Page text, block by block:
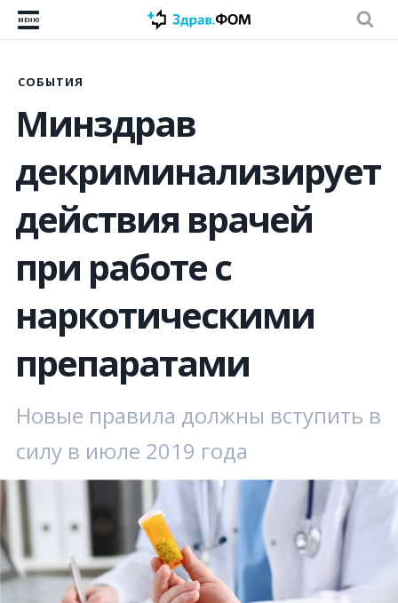
МЕНЮ
СОБЫТИЯ
Минздрав
декриминализирует
действия врачей
при работе с
наркотическими
препаратами
Новые правила должны вступить в
силу в июле 2019 года